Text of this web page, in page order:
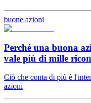
buone azioni
Perché una buona
vale più di mille
Ciò che conta di più è
azioni